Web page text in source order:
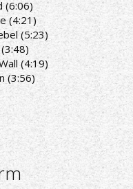
(6:06)
(4:21)
(5:23)
(4:19)
(3:56)